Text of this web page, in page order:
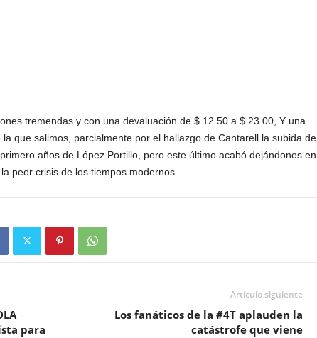
tremendas y con una devaluación de $ 12.50 a $ 23.00, Y una
que salimos, parcialmente por el hallazgo de Cantarell la subida de
años de López Portillo, pero este último acabó dejándonos en
la peor crisis de los tiempos modernos.
para
Artículo siguiente
Los fanáticos de la #4T aplauden la
catástrofe que viene